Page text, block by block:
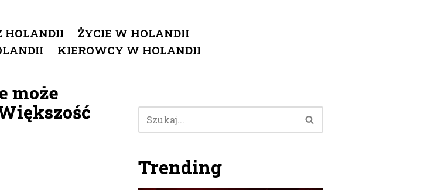
HOLANDII
ŻYCIE W HOLANDII
KIEROWCY W HOLANDII
może
Trending